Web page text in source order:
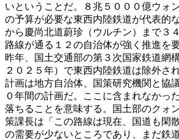
いということだ。８兆５０００億ウォ
の予算が必要な東西内陸鉄道が代表的
から慶尚北道蔚珍（ウルチン）まで３
路線が通る１２の自治体が強く推進を
昨年、国土交通部の第３次国家鉄道網
２０２５年）で東西内陸鉄道は除外さ
計画は地方自治体、国策研究機関と協
０年間の計画だ。ここに含まれなかっ
落ちることを意味する。国土部のクォ
策課長は「この路線は現在、国道も閑
の需要が少ないところであり、まだ鉄